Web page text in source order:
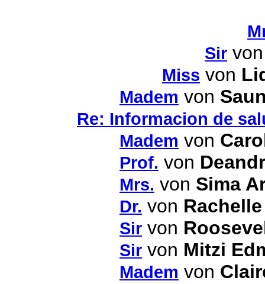
Sir
Miss von
Madem von
Re: Informacion de
Madem von
Prof. von
Mrs. von Sima
Dr. von
Sir von
Sir von Mitzi
Madem von